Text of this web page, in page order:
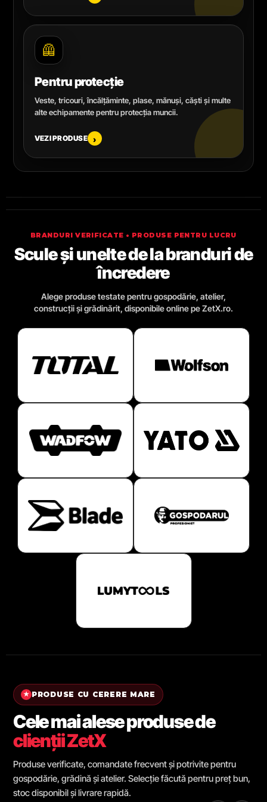
🦺
Pentru protecție
Veste, tricouri, încălțăminte, plase, mănuși, căști și multe
alte echipamente pentru protecția muncii.
VEZI PRODUSE ›
BRANDURI VERIFICATE • PRODUSE PENTRU LUCRU
Scule și unelte de la branduri de
încredere
Alege produse testate pentru gospodărie, atelier,
construcții și grădinărit, disponibile online pe ZetX.ro.
★ PRODUSE CU CERERE MARE
Cele mai alese produse de
clienții ZetX
Produse verificate, comandate frecvent și potrivite pentru
gospodărie, grădină și atelier. Selecție făcută pentru preț bun,
stoc disponibil și livrare rapidă.